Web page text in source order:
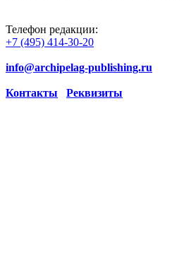
Телефон редакции:
+7 (495) 414-30-20
info@archipelag-publishing.ru
Контакты Реквизиты